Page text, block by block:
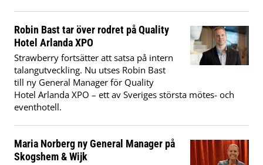
Robin Bast tar över rodret på Quality
Hotel Arlanda XPO
Strawberry fortsätter att satsa på intern
talangutveckling. Nu utses Robin Bast
till ny General Manager för Quality
Hotel Arlanda XPO – ett av Sveriges största mötes- och
eventhotell.
Maria Norberg ny General Manager på
Skogshem & Wijk